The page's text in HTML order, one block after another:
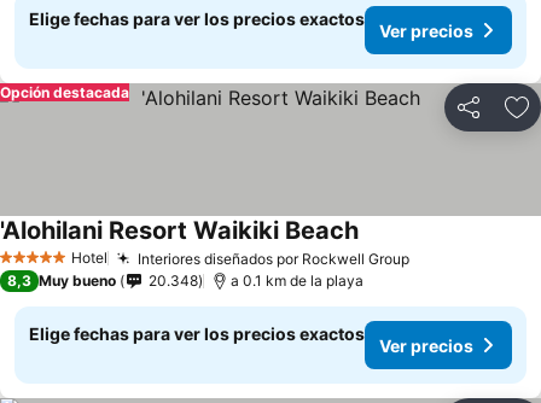
Elige fechas para ver los precios exactos
Ver precios
Compartir
Opción destacada
5 Estrellas Hotel Interiores diseñados por Rockwell Group
'Alohilani Resort Waikiki Beach
8,3 Muy bueno 20.348 a 0.1 km de la playa
Elige fechas para ver los precios exactos
Ver precios